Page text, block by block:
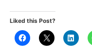
Liked this Post?